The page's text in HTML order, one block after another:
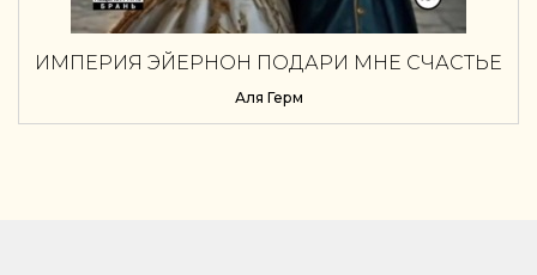
ИМПЕРИЯ ЭЙЕРНОН ПОДАРИ МНЕ СЧАСТЬЕ
Аля Герм